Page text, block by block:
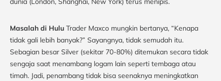
Masalah di Hulu Trader Maxco mungkin bertanya, “Kenapa
tidak gali lebih banyak?” Sayangnya, tidak semudah itu.
Sebagian besar Silver (sekitar 70-80%) ditemukan secara tidak
sengaja saat menambang logam lain seperti tembaga atau
timah. Jadi, penambang tidak bisa seenaknya meningkatkan